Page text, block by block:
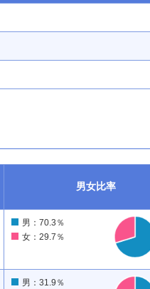
男女比率
男：70.3％
女：29.7％
男：31.9％